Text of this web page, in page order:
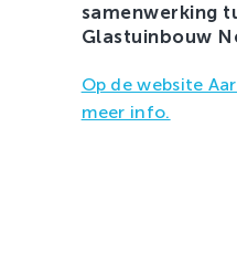
samenwerking
Glastuinbouw
Op de website
meer info.